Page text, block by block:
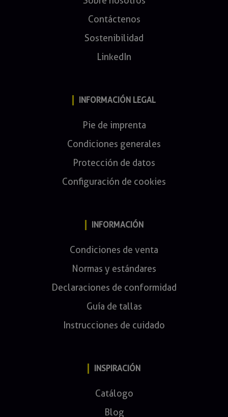
Contáctenos
Sostenibilidad
LinkedIn
INFORMACIÓN LEGAL
Pie de imprenta
Condiciones generales
Protección de datos
Configuración de cookies
INFORMACIÓN
Condiciones de venta
Normas y estándares
Declaraciones de conformidad
Guía de tallas
Instrucciones de cuidado
INSPIRACIÓN
Catálogo
Blog